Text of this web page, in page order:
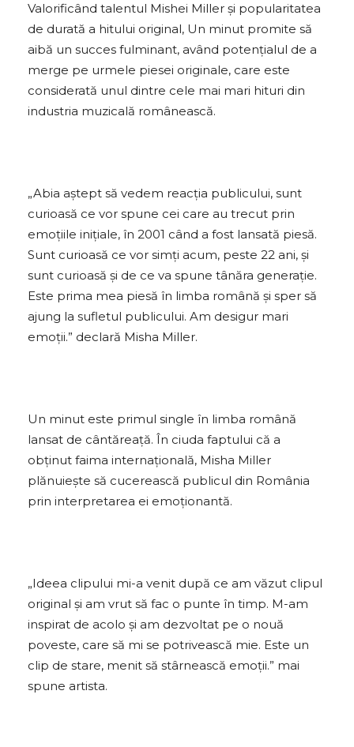
Valorificând talentul Mishei Miller și popularitatea
de durată a hitului original, Un minut promite să
aibă un succes fulminant, având potențialul de a
merge pe urmele piesei originale, care este
considerată unul dintre cele mai mari hituri din
industria muzicală românească.
„Abia aștept să vedem reacția publicului, sunt
curioasă ce vor spune cei care au trecut prin
emoțiile inițiale, în 2001 când a fost lansată piesă.
Sunt curioasă ce vor simți acum, peste 22 ani, și
sunt curioasă și de ce va spune tânăra generație.
Este prima mea piesă în limba română și sper să
ajung la sufletul publicului. Am desigur mari
emoții.” declară Misha Miller.
Un minut este primul single în limba română
lansat de cântăreață. În ciuda faptului că a
obținut faima internațională, Misha Miller
plănuiește să cucerească publicul din România
prin interpretarea ei emoționantă.
„Ideea clipului mi-a venit după ce am văzut clipul
original și am vrut să fac o punte în timp. M-am
inspirat de acolo și am dezvoltat pe o nouă
poveste, care să mi se potrivească mie. Este un
clip de stare, menit să stârnească emoții.” mai
spune artista.